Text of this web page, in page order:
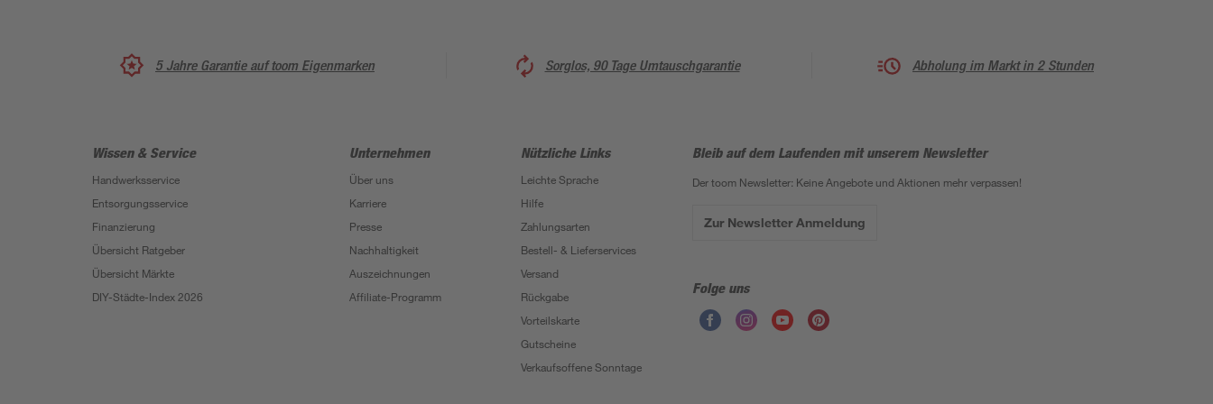
5 Jahre Garantie auf toom Eigenmarken Sorglos, 90 Tage Umtauschgarantie Abholung im Markt in 2 Stunden
Wissen & Service
Handwerksservice
Entsorgungsservice
Finanzierung
Übersicht Ratgeber
Übersicht Märkte
DIY-Städte-Index 2026
Unternehmen
Über uns
Karriere
Presse
Nachhaltigkeit
Auszeichnungen
Affiliate-Programm
Nützliche Links
Leichte Sprache
Hilfe
Zahlungsarten
Bestell- & Lieferservices
Versand
Rückgabe
Vorteilskarte
Gutscheine
Verkaufsoffene Sonntage
Bleib auf dem Laufenden mit unserem Newsletter
Der toom Newsletter: Keine Angebote und Aktionen mehr verpassen!
Zur Newsletter Anmeldung
Folge uns